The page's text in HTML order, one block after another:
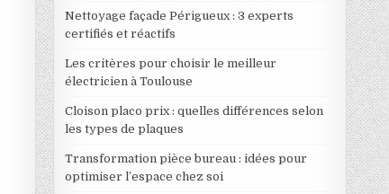
Nettoyage façade Périgueux : 3 experts
certifiés et réactifs
Les critères pour choisir le meilleur
électricien à Toulouse
Cloison placo prix : quelles différences selon
les types de plaques
Transformation pièce bureau : idées pour
optimiser l’espace chez soi